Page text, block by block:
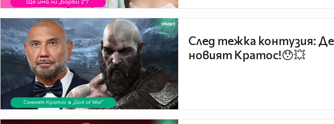
След тежка контузия:
новият Кратос!😯💥